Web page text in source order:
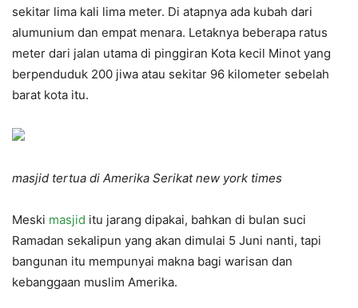
sekitar lima kali lima meter. Di atapnya ada kubah dari
alumunium dan empat menara. Letaknya beberapa ratus
meter dari jalan utama di pinggiran Kota kecil Minot yang
berpenduduk 200 jiwa atau sekitar 96 kilometer sebelah
barat kota itu.
masjid tertua di Amerika Serikat new york times
Meski masjid itu jarang dipakai, bahkan di bulan suci
Ramadan sekalipun yang akan dimulai 5 Juni nanti, tapi
bangunan itu mempunyai makna bagi warisan dan
kebanggaan muslim Amerika.